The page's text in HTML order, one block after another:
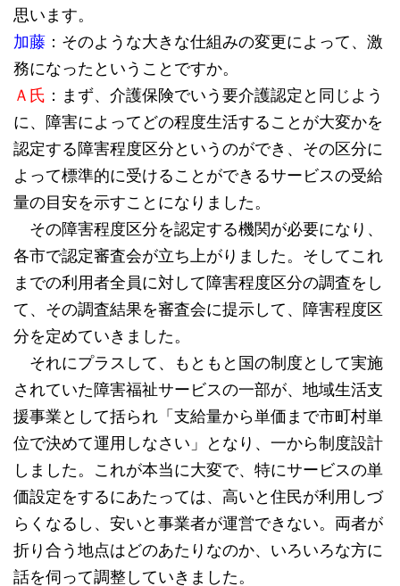
思います。
加藤 ：そのような大きな仕組みの変更によって、激
務になったということですか。
Ａ氏 ：まず、介護保険でいう要介護認定と同じよう
に、障害によってどの程度生活することが大変かを
認定する障害程度区分というのができ、その区分に
よって標準的に受けることができるサービスの受給
量の目安を示すことになりました。
その障害程度区分を認定する機関が必要になり、
各市で認定審査会が立ち上がりました。そしてこれ
までの利用者全員に対して障害程度区分の調査をし
て、その調査結果を審査会に提示して、障害程度区
分を定めていきました。
それにプラスして、もともと国の制度として実施
されていた障害福祉サービスの一部が、地域生活支
援事業として括られ「支給量から単価まで市町村単
位で決めて運用しなさい」となり、一から制度設計
しました。これが本当に大変で、特にサービスの単
価設定をするにあたっては、高いと住民が利用しづ
らくなるし、安いと事業者が運営できない。両者が
折り合う地点はどのあたりなのか、いろいろな方に
話を伺って調整していきました。